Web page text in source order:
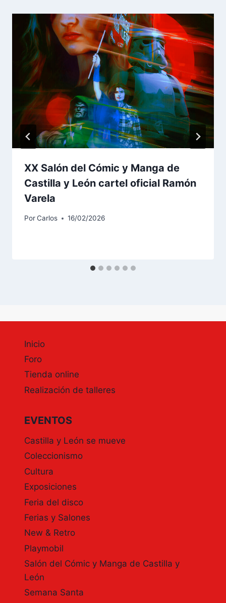
XX Salón del Cómic y Manga de
Castilla y León cartel oficial Ramón
Varela
PorCarlos 16/02/2026
Inicio
Foro
Tienda online
Realización de talleres
EVENTOS
Castilla y León se mueve
Coleccionismo
Cultura
Exposiciones
Feria del disco
Ferias y Salones
New & Retro
Playmobil
Salón del Cómic y Manga de Castilla y
León
Semana Santa